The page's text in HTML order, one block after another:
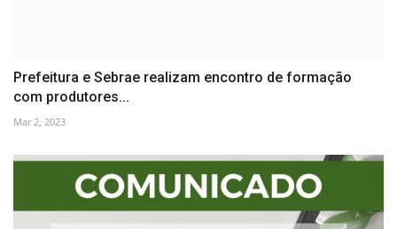
Prefeitura e Sebrae realizam encontro de formação
com produtores...
Mar 2, 2023